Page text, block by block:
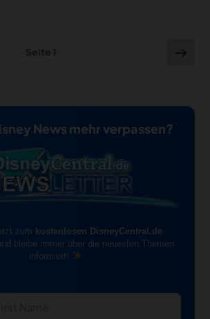
News mehr verpassen?
zum kostenlosen DisneyCentral.de
bleibe immer über die neuesten Themen
informiert!